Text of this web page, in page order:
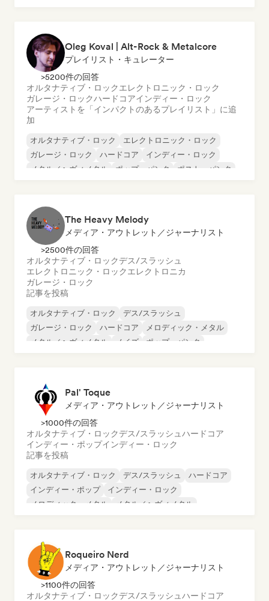
Oleg Koval | Alt-Rock & Metalcore
プレイリスト・キュレーター
>5200件の回答
オルタナティブ・ロックエレクトロニック・ロック
ガレージ・ロックハードコアインディー・ロック
アーティストを「インパクトのあるプレイリスト」に追
加
オルタナティブ・ロック
エレクトロニック・ロック
ガレージ・ロック
ハードコア
インディー・ロック
メタル／ヘヴィメタル
ポップ・パンク ポスト・パンク
The Heavy Melody
メディア・アウトレット／ジャーナリスト
>2500件の回答
オルタナティブ・ロックデス/スラッシュ
エレクトロニック・ロックエレクトロニカ
ガレージ・ロック
記事を投稿
オルタナティブ・ロック
デス/スラッシュ
ガレージ・ロック
ハードコア
メロディック・メタル
メタル／ヘヴィメタル
ノイズ ポップ・パンク
Pal' Toque
メディア・アウトレット／ジャーナリスト
>1000件の回答
オルタナティブ・ロックデス/スラッシュ ハードコア
インディー・ポップインディー・ロック
記事を投稿
オルタナティブ・ロック デス/スラッシュ
ハードコア
インディー・ポップ
インディー・ロック
メロディック・メタル
メタル／ヘヴィメタル
Roqueiro Nerd
メディア・アウトレット／ジャーナリスト
>1100件の回答
オルタナティブ・ロックデス/スラッシュ ハードコア